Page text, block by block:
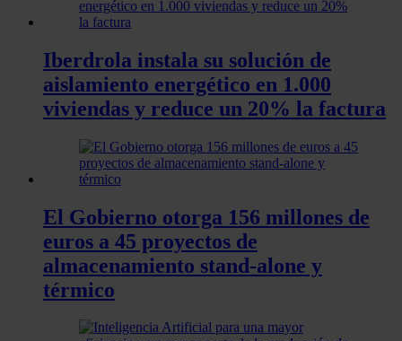
Iberdrola instala su solución de
aislamiento energético en 1.000
viviendas y reduce un 20% la factura
El Gobierno otorga 156 millones de
euros a 45 proyectos de
almacenamiento stand-alone y
térmico